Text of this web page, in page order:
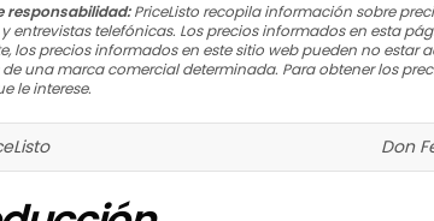
responsabilidad:PriceListo recopila información sobre
entrevistas telefónicas. Los precios informados en esta
los precios informados en este sitio web pueden no estar
una marca comercial determinada. Para obtener los
le interese.
Don